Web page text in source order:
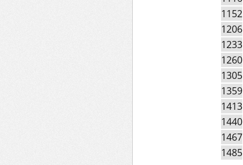
1152
1206
1233
1260
1305
1359
1413
1440
1467
1485